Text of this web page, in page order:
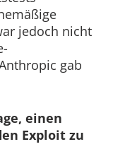
jedoch nicht
gab
einen
Exploit zu